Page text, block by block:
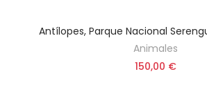
Antílopes, Parque Nacional
Animales
150,00 €